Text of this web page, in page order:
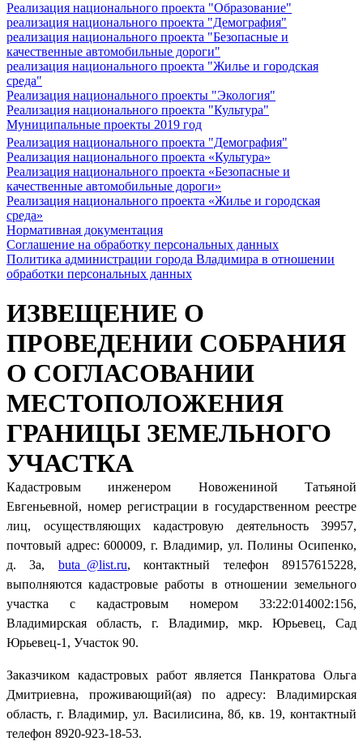
Реализация национального проекта "Образование"
реализация национального проекта "Демография"
реализация национального проекта "Безопасные и
качественные автомобильные дороги"
реализация национального проекта "Жилье и городская
среда"
Реализация национального проекты "Экология"
Реализация национального проекта "Культура"
Муниципальные проекты 2019 год
Реализация национального проекта "Демография"
Реализация национального проекта «Культура»
Реализация национального проекта «Безопасные и
качественные автомобильные дороги»
Реализация национального проекта «Жилье и городская
среда»
Нормативная документация
Соглашение на обработку персональных данных
Политика администрации города Владимира в отношении
обработки персональных данных
ИЗВЕЩЕНИЕ О
ПРОВЕДЕНИИ СОБРАНИЯ
О СОГЛАСОВАНИИ
МЕСТОПОЛОЖЕНИЯ
ГРАНИЦЫ ЗЕМЕЛЬНОГО
УЧАСТКА
Кадастровым инженером Новожениной Татьяной
Евгеньевной, номер регистрации в государственном реестре
лиц, осуществляющих кадастровую деятельность 39957,
почтовый адрес: 600009, г. Владимир, ул. Полины Осипенко,
д. 3а, buta_@list.ru, контактный телефон 89157615228,
выполняются кадастровые работы в отношении земельного
участка с кадастровым номером 33:22:014002:156,
Владимирская область, г. Владимир, мкр. Юрьевец, Сад
Юрьевец-1, Участок 90.
Заказчиком кадастровых работ является Панкратова Ольга
Дмитриевна, проживающий(ая) по адресу: Владимирская
область, г. Владимир, ул. Василисина, 8б, кв. 19, контактный
телефон 8920-923-18-53.